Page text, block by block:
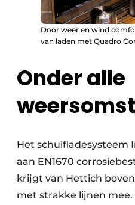
Door weer en wind
van laden met Quadro
Onder alle
Het schuifladesysteem
aan EN1670
krijgt van Hettich
met strakke lijnen